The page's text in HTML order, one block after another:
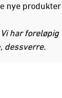
nye
har
dessverre.